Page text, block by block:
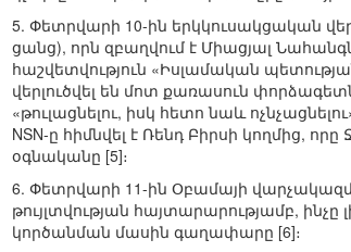
5. Փետրվարի 10-ին երկկուսակցական
ցանց), որն զբաղվում է Միացյալ
հաշվետվություն «Իսլամական
վերլուծվել են մոտ քառասուն
«թուլացնելու, իսկ հետո նաև
NSN-ը հիմնվել է Ռենդ Բիրսի կողմից,
օգնականը [5]։
6. Փետրվարի 11-ին Օբամայի
թույլտվության հայտարարությամբ,
կործանման մասին գաղափարը [6]։